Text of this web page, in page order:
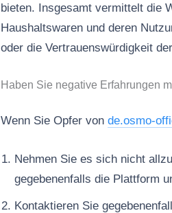
bieten. Insgesamt vermittelt die
Haushaltswaren und deren
oder die Vertrauenswürdigkeit
Haben Sie negative Erfahrungen
Wenn Sie Opfer von de.osmo-
Nehmen Sie es sich nicht
gegebenenfalls die Plattform
Kontaktieren Sie